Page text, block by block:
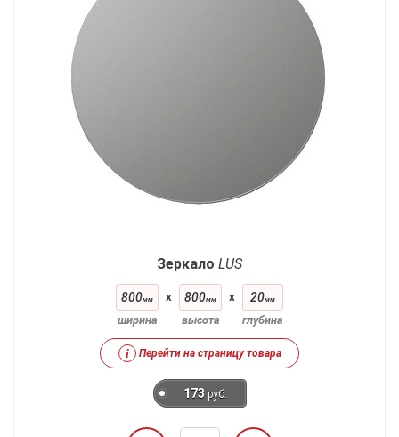
Зеркало LUS
800мм
ширина
x 800мм
высота
x 20мм
глубина
i Перейти на страницу товара
173 руб.